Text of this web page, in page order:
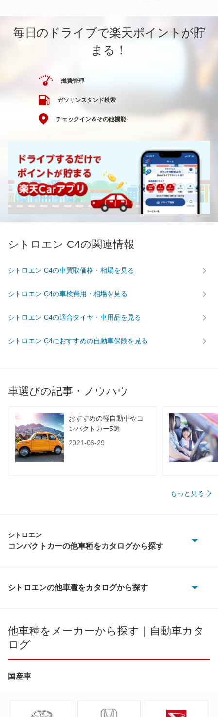
毎日のドライブで楽天ポイントが貯
まる！
燃費管理
ガソリンスタンド検索
チェックイン＆その他機能
シトロエン C4の関連情報
シトロエン C4の車買取価格・相場を見る
シトロエン C4の車検費用・相場を見る
シトロエン C4の適合タイヤ・車用品を見る
シトロエン C4におすすめの自動車保険を見る
車選びの記事・ノウハウ
おすすめの軽自動車やコ
ンパクトカー5選
2021-06-29
もっと見る
シトロエン
コンパクトカーの他車種をカタログから探す
C3
C5
DS4
シトロエンの他車種をカタログから探す
AX
BX
BX ブレーク
他車種をメーカーから探す｜自動車カタ
ログ
国産車